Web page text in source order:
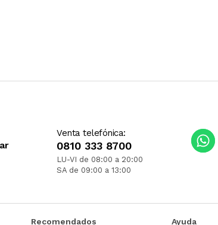
Venta telefónica:
0810 333 8700
LU-VI de 08:00 a 20:00
SA de 09:00 a 13:00
Recomendados Ayuda